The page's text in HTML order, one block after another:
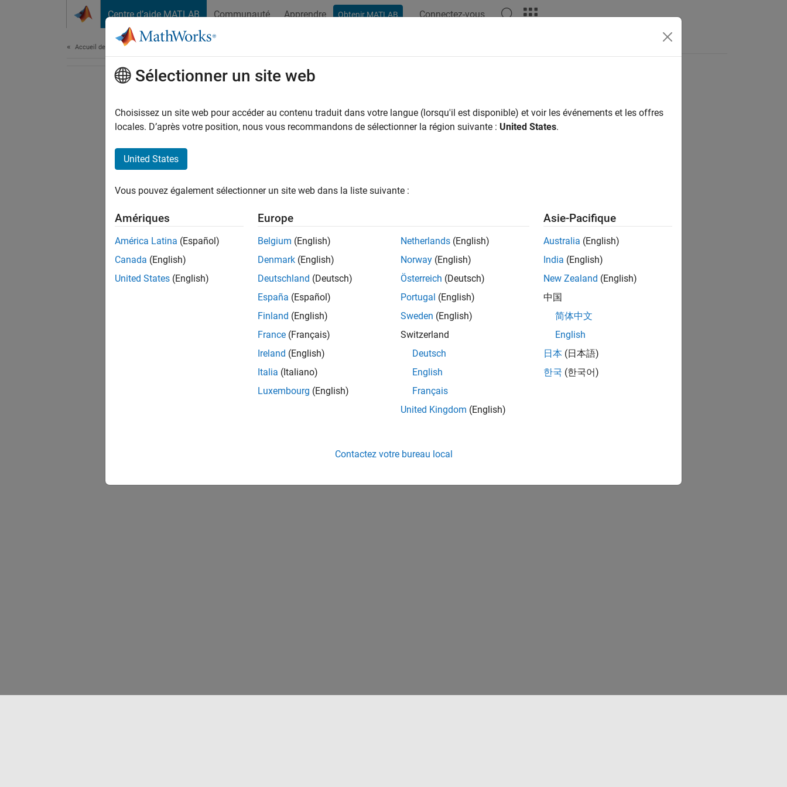
Centre d’aide MATLAB Communauté Apprendre Obtenir MATLAB Connectez-vous
Accueil de la documentation
How useful was this information?
Sélectionner un site web
Choisissez un site web pour accéder au contenu traduit dans votre langue (lorsqu'il est disponible) et voir les événements et les offres
locales. D’après votre position, nous vous recommandons de sélectionner la région suivante : United States.
United States
Vous pouvez également sélectionner un site web dans la liste suivante :
Amériques
América Latina (Español)
Canada (English)
United States (English)
Europe
Belgium (English)
Denmark (English)
Deutschland (Deutsch)
España (Español)
Finland (English)
France (Français)
Ireland (English)
Italia (Italiano)
Luxembourg (English)
Netherlands (English)
Norway (English)
Österreich (Deutsch)
Portugal (English)
Sweden (English)
Switzerland
Deutsch
English
Français
United Kingdom (English)
Asie-Pacifique
Australia (English)
India (English)
New Zealand (English)
中国
简体中文
English
日本 (日本語)
한국 (한국어)
Contactez votre bureau local